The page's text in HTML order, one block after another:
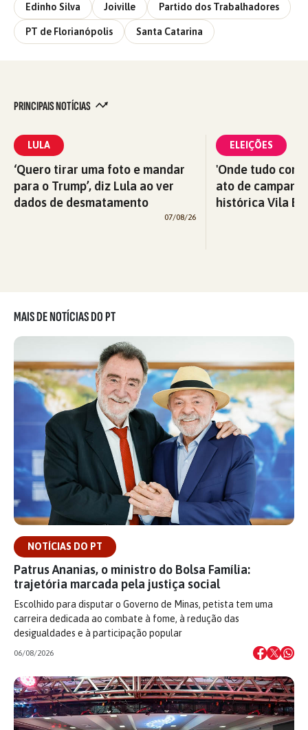
Edinho Silva Joiville Partido dos Trabalhadores
PT de Florianópolis Santa Catarina
PRINCIPAIS NOTÍCIAS
LULA
‘Quero tirar uma foto e mandar
para o Trump’, diz Lula ao ver
dados de desmatamento
07/08/26
ELEIÇÕES
'Onde tudo
ato de
histórica Vila
MAIS DE NOTÍCIAS DO PT
NOTÍCIAS DO PT
Patrus Ananias, o ministro do Bolsa Família:
trajetória marcada pela justiça social
Escolhido para disputar o Governo de Minas, petista tem uma
carreira dedicada ao combate à fome, à redução das
desigualdades e à participação popular
06/08/2026